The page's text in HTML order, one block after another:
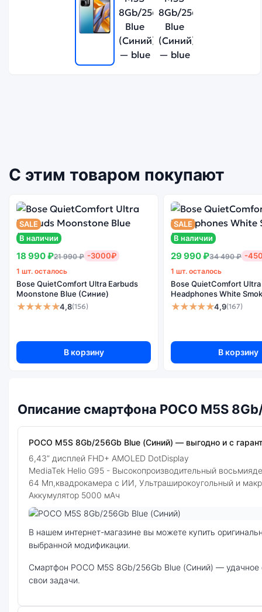
С этим товаром покупают
SALE
В наличии
18 990 ₽21 990 ₽ -3000₽
1 шт. осталось
Bose QuietComfort Ultra Earbuds
Moonstone Blue (Синие)
★★★★★4,8(156)
В корзину
SALE
В наличии
29 990 ₽34 490 ₽ -
1 шт. осталось
Bose QuietComfort Ultra
Headphones White
★★★★★4,9(167)
В корзину
Описание смартфона POCO M5S
POCO M5S 8Gb/256Gb Blue (Синий) — выгодно и с
6,43” дисплей FHD+ AMOLED DotDisplay
MediaTek Helio G95 - Высокопроизводительный
64 Мп,квадрокамера с ИИ, Ультраширокоугольный и
Аккумулятор 5000 мАч
В нашем интернет-магазине вы можете купить оригинальный смартфон POCO M5S 8Gb/256Gb Blue (Синий) по выгодной цене. Стоимость смартфона POCO M5S зависит от
выбранной модификации.
смартфон POCO M5S 8Gb/256Gb Blue (Синий) — удачное сочетание цены, производительности и дизайна. Модель доступна в разных конфигурациях и цветах — выбирайте под
свои задачи.